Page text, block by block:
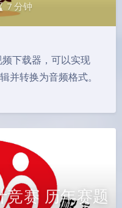
7 分钟
下载器，可以实现
并转换为音频格式。
竞赛 历年赛题